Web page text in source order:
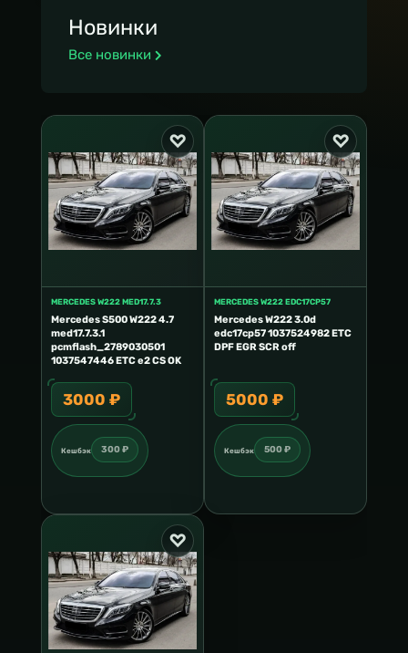
Новинки
Все новинки
MERCEDES W222 MED17.7.3
Mercedes S500 W222 4.7
med17.7.3.1
pcmflash_2789030501
1037547446 ETC e2 CS OK
3000 ₽
Кешбэк 300 ₽
MERCEDES W222 EDC17CP57
Mercedes W222 3.0d
edc17cp57 1037524982 ETC
DPF EGR SCR off
5000 ₽
Кешбэк 500 ₽